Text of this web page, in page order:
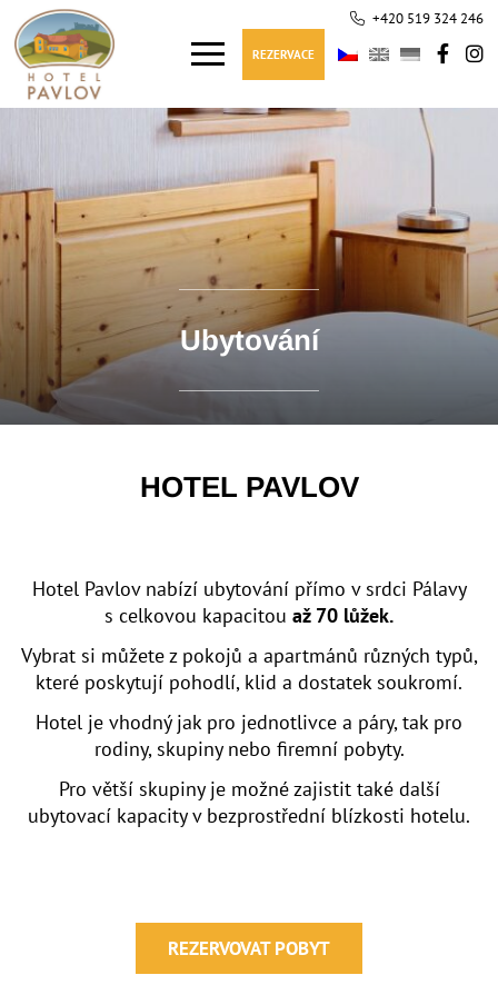
REZERVACE
+420 519 324 246
Ubytování
HOTEL PAVLOV
Hotel Pavlov nabízí ubytování přímo v srdci Pálavy
s celkovou kapacitou až 70 lůžek.
Vybrat si můžete z pokojů a apartmánů různých typů,
které poskytují pohodlí, klid a dostatek soukromí.
Hotel je vhodný jak pro jednotlivce a páry, tak pro
rodiny, skupiny nebo firemní pobyty.
Pro větší skupiny je možné zajistit také další
ubytovací kapacity v bezprostřední blízkosti hotelu.
REZERVOVAT POBYT